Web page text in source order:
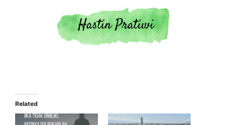
Related